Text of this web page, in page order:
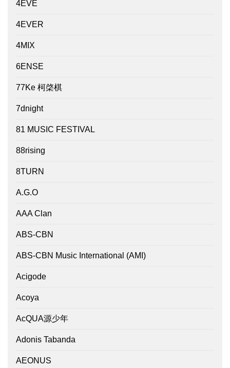
4EVE
4EVER
4MIX
6ENSE
77Ke 柯棨棋
7dnight
81 MUSIC FESTIVAL
88rising
8TURN
A.G.O
AAA Clan
ABS-CBN
ABS-CBN Music International (AMI)
Acigode
Acoya
AcQUA源少年
Adonis Tabanda
AEONUS